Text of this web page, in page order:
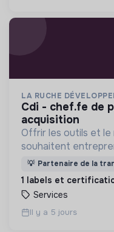
LA RUCHE
cdi - chef.fe de projet marketing &
acquisition
Offrir les outils et le
souhaitent
💡 Partenaire de la
1 labels et
Services
Il y a 5 jours